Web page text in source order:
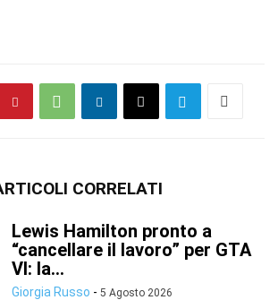
CORRELATI
Lewis Hamilton pronto a
“cancellare il lavoro” per GTA
VI: la...
Giorgia Russo - 5 Agosto 2026